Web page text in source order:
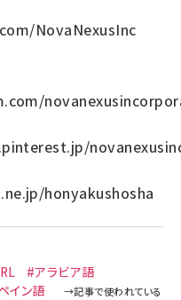
NovaNexusInc
honyakushosha
#アラビア語
イン語